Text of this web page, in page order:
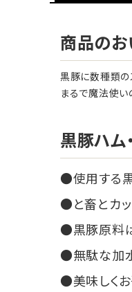
商品のお
黒豚に数種類の
まるで魔法使い
黒豚ハム
使用する
と畜とカ
黒豚原料
無駄な加
美味しく